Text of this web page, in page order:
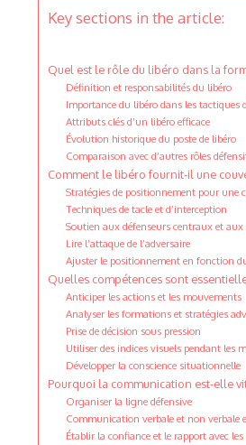
Key sections in the article:
Quel est le rôle du libéro dans la
Définition et responsabilités du libéro
Importance du libéro dans les tactiques
Attributs clés d’un libéro efficace
Évolution historique du poste de libéro
Comparaison avec d’autres rôles
Comment le libéro fournit-il une
Stratégies de positionnement pour une
Techniques de tacle et d’interception
Soutien aux défenseurs centraux et
Lire l’attaque de l’adversaire
Ajuster le positionnement en fonction
Quelles compétences sont
Anticiper les actions et les mouvements
Analyser les formations et stratégies
Prise de décision sous pression
Utiliser des indices visuels pendant les
Développer la conscience situationnelle
Pourquoi la communication est-elle
Organiser la ligne défensive
Communication verbale et non verbale
Établir la confiance et le rapport avec les